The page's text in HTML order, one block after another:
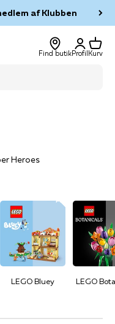
af Klubben
Find butik
Log ind
Profil
Kurv
Kurv
Heroes
LEGO Bluey LEGO